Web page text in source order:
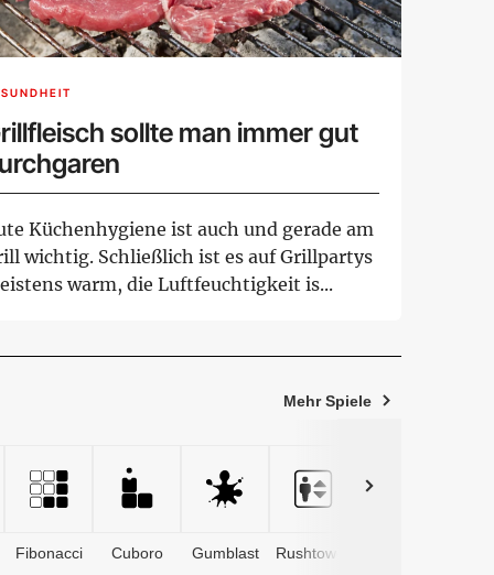
sollte man immer gut
Küchenhygiene ist auch und gerade am
wichtig. Schließlich ist es auf Grillpartys
warm, die Luftfeuchtigkeit is...
Mehr Spiele
Fibonacci Cuboro Gumblast Rushtower